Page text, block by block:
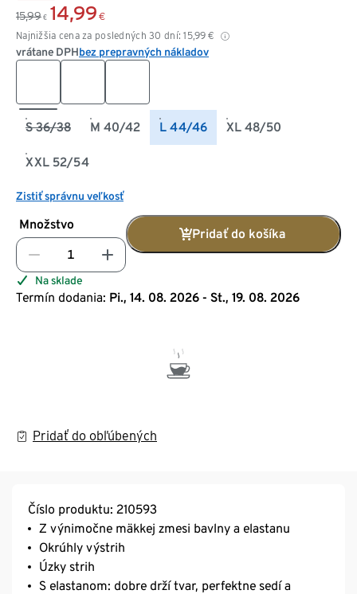
15,99 € 14,99 €
Najnižšia cena za posledných 30 dní: 15,99 €
vrátane DPHbez prepravných nákladov
S 36/38 M 40/42 L 44/46 XL 48/50
XXL 52/54
Zistiť správnu veľkosť
Množstvo
Pridať do košíka
Na sklade
Termín dodania: Pi., 14. 08. 2026 - St., 19. 08. 2026
Pridať do obľúbených
Číslo produktu: 210593
Z výnimočne mäkkej zmesi bavlny a elastanu
Okrúhly výstrih
Úzky strih
S elastanom: dobre drží tvar, perfektne sedí a